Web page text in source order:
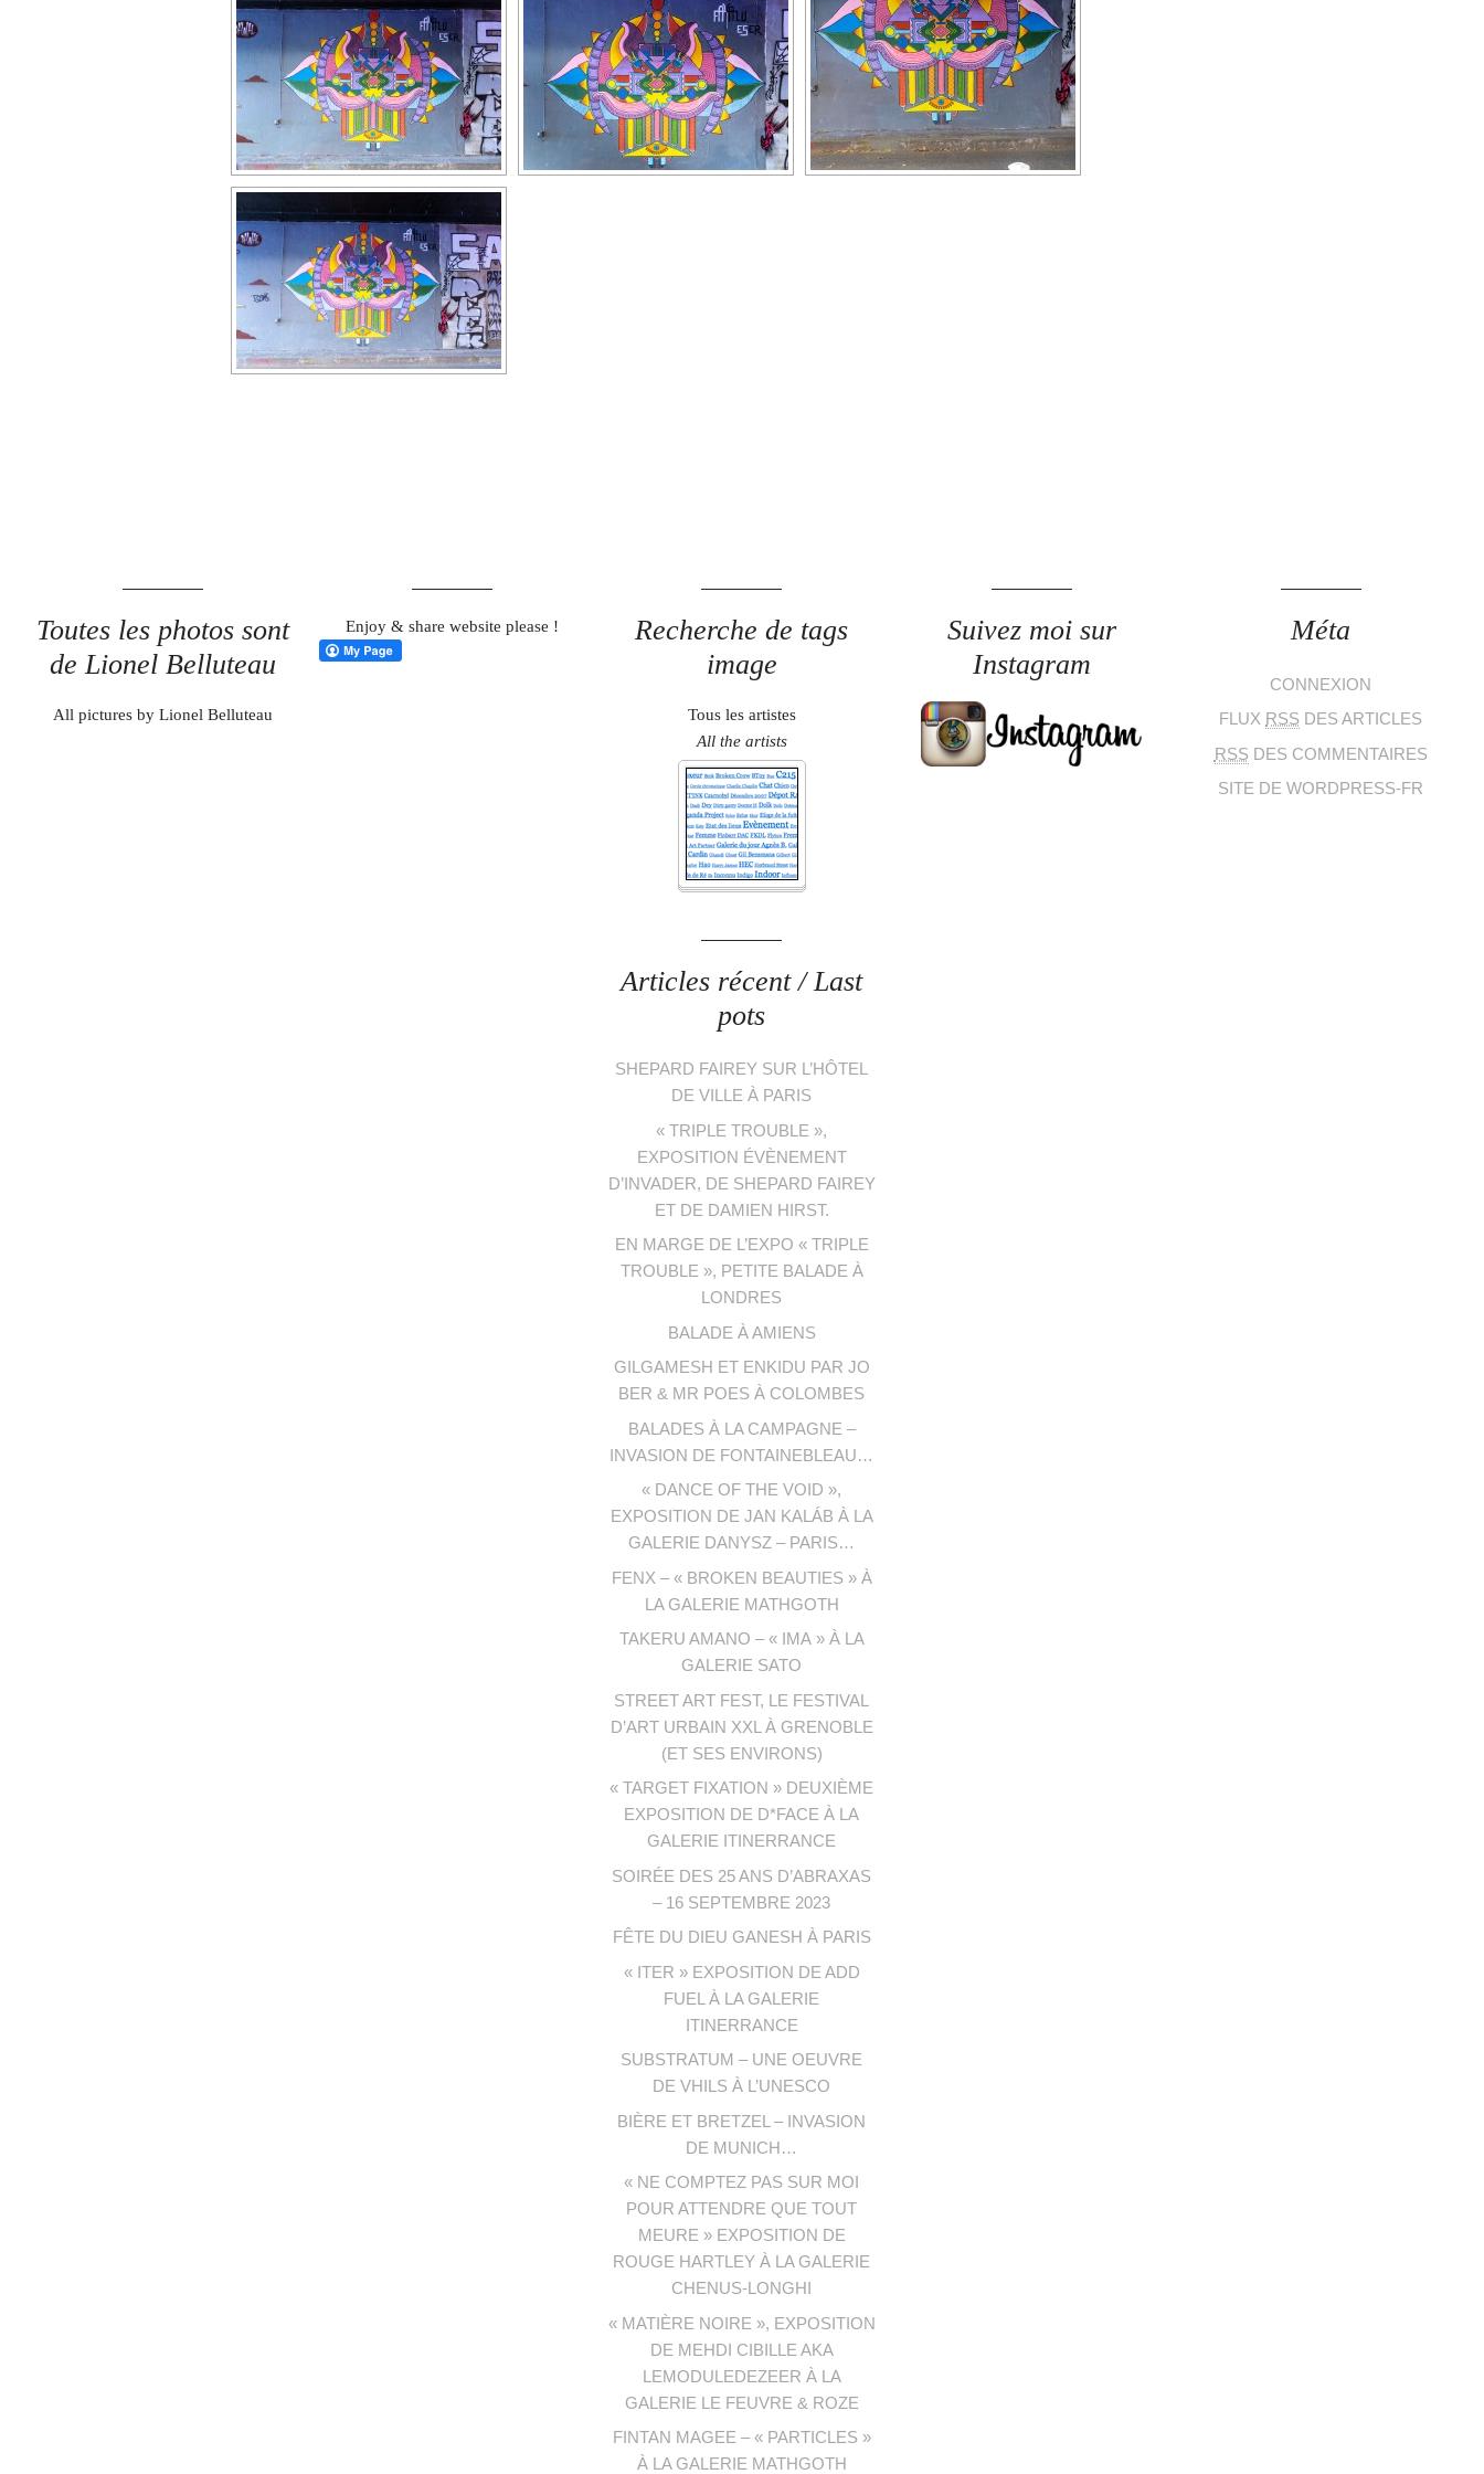
Toutes les photos sont
de Lionel Belluteau
All pictures by Lionel Belluteau
Enjoy & share website please !
Recherche de tags
image
Tous les artistes
All the artists
Suivez moi sur
Instagram
Méta
CONNEXION
FLUX RSS DES ARTICLES
RSS DES COMMENTAIRES
SITE DE WORDPRESS-FR
Articles récent / Last
pots
SHEPARD FAIREY SUR L’HÔTEL
DE VILLE À PARIS
« TRIPLE TROUBLE »,
EXPOSITION ÉVÈNEMENT
D’INVADER, DE SHEPARD FAIREY
ET DE DAMIEN HIRST.
EN MARGE DE L’EXPO « TRIPLE
TROUBLE », PETITE BALADE À
LONDRES
BALADE À AMIENS
GILGAMESH ET ENKIDU PAR JO
BER & MR POES À COLOMBES
BALADES À LA CAMPAGNE –
INVASION DE FONTAINEBLEAU…
« DANCE OF THE VOID »,
EXPOSITION DE JAN KALÁB À LA
GALERIE DANYSZ – PARIS…
FENX – « BROKEN BEAUTIES » À
LA GALERIE MATHGOTH
TAKERU AMANO – « IMA » À LA
GALERIE SATO
STREET ART FEST, LE FESTIVAL
D’ART URBAIN XXL À GRENOBLE
(ET SES ENVIRONS)
« TARGET FIXATION » DEUXIÈME
EXPOSITION DE D*FACE À LA
GALERIE ITINERRANCE
SOIRÉE DES 25 ANS D’ABRAXAS
– 16 SEPTEMBRE 2023
FÊTE DU DIEU GANESH À PARIS
« ITER » EXPOSITION DE ADD
FUEL À LA GALERIE
ITINERRANCE
SUBSTRATUM – UNE OEUVRE
DE VHILS À L’UNESCO
BIÈRE ET BRETZEL – INVASION
DE MUNICH…
« NE COMPTEZ PAS SUR MOI
POUR ATTENDRE QUE TOUT
MEURE » EXPOSITION DE
ROUGE HARTLEY À LA GALERIE
CHENUS-LONGHI
« MATIÈRE NOIRE », EXPOSITION
DE MEHDI CIBILLE AKA
LEMODULEDEZEER À LA
GALERIE LE FEUVRE & ROZE
FINTAN MAGEE – « PARTICLES »
À LA GALERIE MATHGOTH